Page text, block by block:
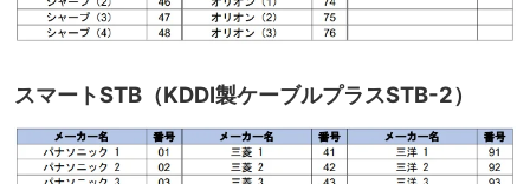
スマートSTB（KDDI製ケーブルプラスSTB-2）